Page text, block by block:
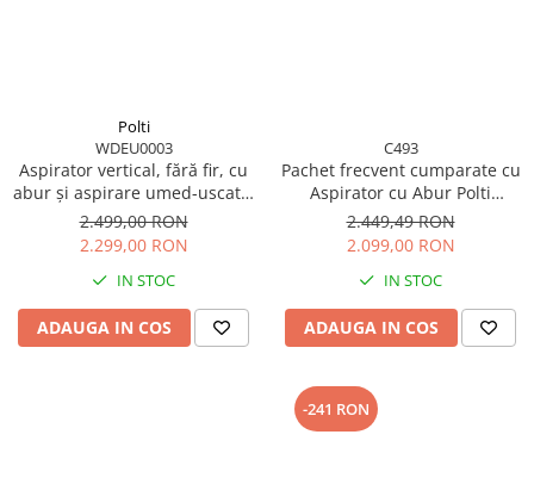
Accesorii dispozitive profesionale
Carduri Cadou
Pachete & Oferte
Polti
WDEU0003
Aspirator vertical, fără fir, cu
abur și aspirare umed-uscată,
450 W, baterie 21,6 V,
aspirare 14 kPa, 0.6 l, 71 Db,
4,2 Kg, gri/alb, Polti
RollySteam WD30C
2.499,00 RON
2.299,00 RON
IN STOC
ADAUGA IN COS
C493
Pachet frecvent cumparate cu
Aspirator cu Abur Polti
Vaporetto Lecoaspira FAV 30,
2450 W, Functie
Spalare/Uscare si Filtrare prin
Apa, Alb
2.449,49 RON
2.099,00 RON
IN STOC
ADAUGA IN COS
-241 RON